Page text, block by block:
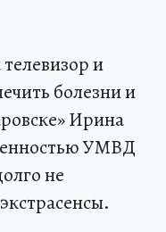
и
болезни и
Ирина
УМВД
не